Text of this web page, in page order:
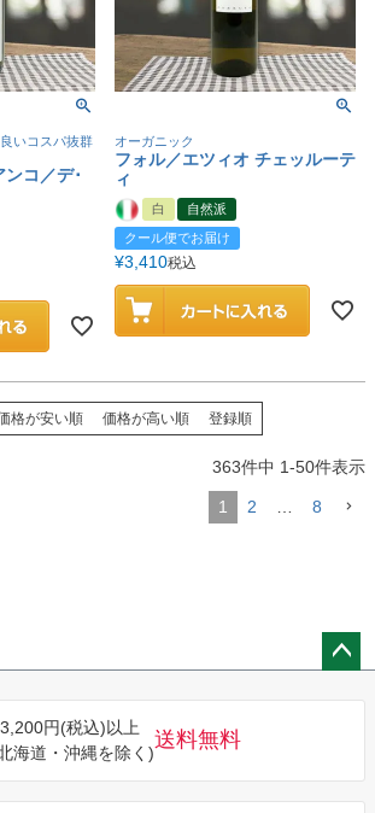
いコスパ抜群
コ／デ･
オーガニック
フォル／エツィオ チェッルーテ
ィ
白
自然派
クール便でお届け
¥3,410税込
格が安い順 価格が高い順 登録順
363件中 1-50件表示
1 2 8
円(税込)以上
海道・沖縄を除く)
送料無料